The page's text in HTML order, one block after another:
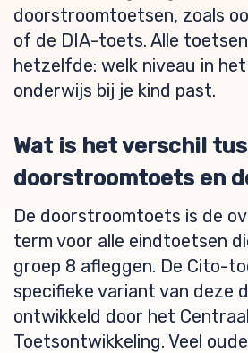
doorstroomtoetsen, zoals
of de DIA-toets. Alle
hetzelfde: welk niveau in
onderwijs bij je kind past.
Wat is het verschil
doorstroomtoets en
De doorstroomtoets is de
term voor alle eindtoetsen
groep 8 afleggen. De Cito-
specifieke variant van deze
ontwikkeld door het
Toetsontwikkeling. Veel